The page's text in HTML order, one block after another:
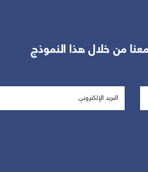
من خلال هذا النموذج